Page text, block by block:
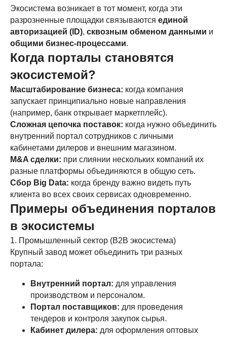
Экосистема возникает в тот момент, когда эти
разрозненные площадки связываются единой
авторизацией (ID), сквозным обменом данными и
общими бизнес-процессами.
Когда порталы становятся
экосистемой?
Масштабирование бизнеса: когда компания
запускает принципиально новые направления
(например, банк открывает маркетплейс).
Сложная цепочка поставок: когда нужно объединить
внутренний портал сотрудников с личными
кабинетами дилеров и внешним магазином.
M&A сделки: при слиянии нескольких компаний их
разные платформы объединяются в общую сеть.
Сбор Big Data: когда бренду важно видеть путь
клиента во всех своих сервисах одновременно.
Примеры объединения порталов
в экосистемы
1. Промышленный сектор (B2B экосистема)
Крупный завод может объединить три разных
портала:
Внутренний портал: для управления
производством и персоналом.
Портал поставщиков: для проведения
тендеров и контроля закупок сырья.
Кабинет дилера: для оформления оптовых